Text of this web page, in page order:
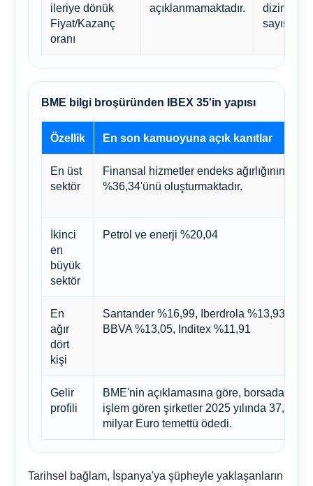
ileriye dönük
Fiyat/Kazanç
oranı
açıklanmamaktadır.
dizin
sayısını
BME bilgi broşüründen IBEX 35'in yapısı
Özellik En son kamuoyuna açık kanıtlar
En üst
sektör
Finansal hizmetler endeks ağırlığının
%36,34'ünü oluşturmaktadır.
İkinci
en
büyük
sektör
Petrol ve enerji %20,04
En
ağır
dört
kişi
Santander %16,99, Iberdrola %13,93,
BBVA %13,05, Inditex %11,91
Gelir
profili
BME'nin açıklamasına göre, borsada
işlem gören şirketler 2025 yılında 37,7
milyar Euro temettü ödedi.
Tarihsel bağlam, İspanya'ya şüpheyle yaklaşanların